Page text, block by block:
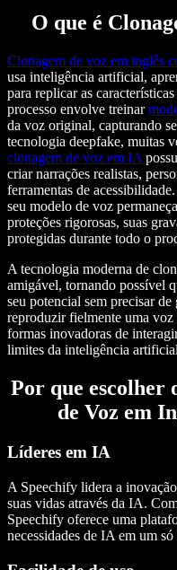
O que é
Clonagem de voz em inglês
usa inteligência artificial,
para replicar as
processo envolve treinar
da voz original, capturando
tecnologia deepfake, muitas
clonagem de voz em IA
criar narrações realistas,
ferramentas de
seu modelo de voz
proteções rigorosas, suas
protegidas durante todo o
A tecnologia moderna de
amigável, tornando possível
seu potencial sem precisar
reproduzir fielmente uma
formas inovadoras de
limites da inteligência
Por que escolher
de Voz em
Líderes em IA
A Speechify lidera a
suas vidas através da IA.
Speechify oferece uma
necessidades de IA em um só